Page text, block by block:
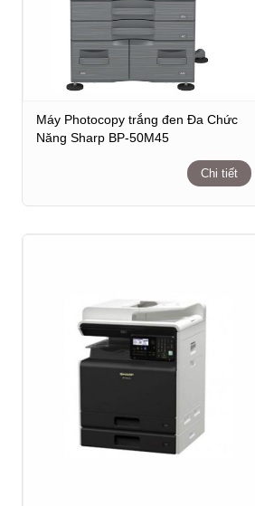
Máy Photocopy trắng đen Đa Chức
Năng Sharp BP-50M45
Chi tiết